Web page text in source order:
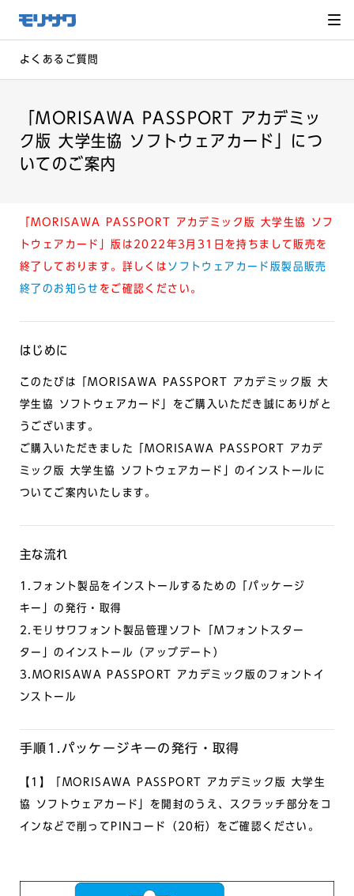
メ
ニュー
飛ばし
へ移動
よくあるご質問
「MORISAWA PASSPORT アカデミッ
ク版 大学生協 ソフトウェアカード」につ
いてのご案内
「MORISAWA PASSPORT アカデミック版 大学生協 ソフ
トウェアカード」版は2022年3月31日を持ちまして販売を
終了しております。詳しくは ソフトウェアカード版製品販売
終了のお知らせ をご確認ください。
はじめに
このたびは「MORISAWA PASSPORT アカデミック版 大
学生協 ソフトウェアカード」をご購入いただき誠にありがと
うございます。
ご購入いただきました「MORISAWA PASSPORT アカデ
ミック版 大学生協 ソフトウェアカード」のインストールに
ついてご案内いたします。
主な流れ
1.フォント製品をインストールするための「パッケージ
キー」の発行・取得
2.モリサワフォント製品管理ソフト「Mフォントスター
ター」のインストール（アップデート）
3.MORISAWA PASSPORT アカデミック版のフォントイ
ンストール
手順1.パッケージキーの発行・取得
【1】「MORISAWA PASSPORT アカデミック版 大学生
協 ソフトウェアカード」を開封のうえ、スクラッチ部分をコ
インなどで削ってPINコード（20桁）をご確認ください。